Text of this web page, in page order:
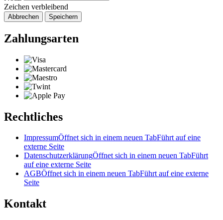
Zeichen verbleibend
Abbrechen Speichern
Zahlungsarten
Rechtliches
ImpressumÖffnet sich in einem neuen TabFührt auf eine
externe Seite
DatenschutzerklärungÖffnet sich in einem neuen TabFührt
auf eine externe Seite
AGBÖffnet sich in einem neuen TabFührt auf eine externe
Seite
Kontakt